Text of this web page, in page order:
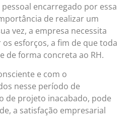
encarregado por essa
de realizar um
vez, a empresa necessita
esforços, a fim de que toda
de forma concreta ao RH.
e com o
nesse período de
de projeto inacabado, pode
a satisfação empresarial